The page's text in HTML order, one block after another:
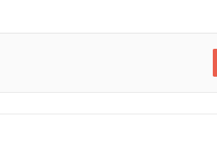
Google+